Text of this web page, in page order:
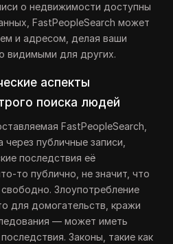
о недвижимости доступны
FastPeopleSearch может
и адресом, делая ваши
видимыми для других.
аспекты
поиска людей
FastPeopleSearch,
через публичные записи,
последствия её
то публично, не значит, что
Злоупотребление
для домогательств, кражи
— может иметь
Законы, такие как